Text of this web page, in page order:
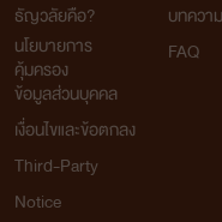
ธัญวลัยคือ?
นโยบายการ
คุ้มครอง
ข้อมูลส่วนบุคคล
เงื่อนไขและข้อตกลง
Third-Party
Notice
บทความ
FAQ